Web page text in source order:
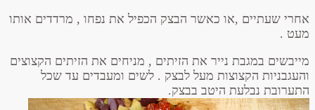
אחרי שעתיים ,או כאשר הבצק הכפיל את נפחו , מרדדים אותו
מעט .
מייבשים במגבת נייר את הזיתים , מניחים את הזיתים הקצוצים
והעגבניות הקצוצות מעל לבצק . לשים ומעבדים עד שכל
התערובת נבלעת היטב בבצק.